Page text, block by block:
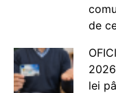
de
lei